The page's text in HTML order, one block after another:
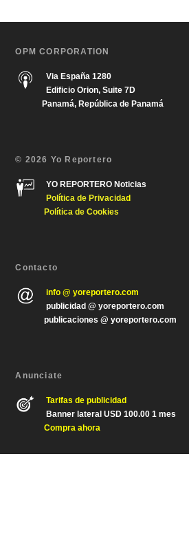
OPM CORPORATION
Via España 1280
Edificio Orion, Suite 7D
Panamá, República de Panamá
© 2026 Yo Reportero
YO REPORTERO Noticias
Política de Privacidad
Política de Cookies
Contacto
info @ yoreportero.com
publicidad @ yoreportero.com
publicaciones @ yoreportero.com
Anunciate
Tarifas de publicidad
Banner lateral USD 100.00 1 mes
Compra ahora